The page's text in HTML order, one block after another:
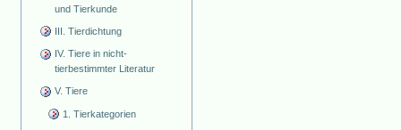
und Tierkunde
III. Tierdichtung
IV. Tiere in nicht-
tierbestimmter Literatur
V. Tiere
1. Tierkategorien